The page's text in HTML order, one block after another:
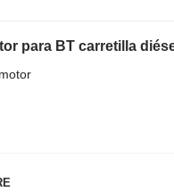
para BT carretilla